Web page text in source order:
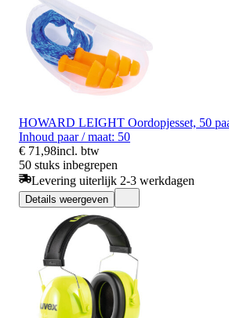
HOWARD LEIGHT Oordopjesset, 50
Inhoud paar / maat: 50
€ 71,98incl. btw
50 stuks inbegrepen
Levering uiterlijk 2-3 werkdagen
Details weergeven